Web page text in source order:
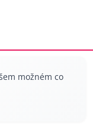
možném co